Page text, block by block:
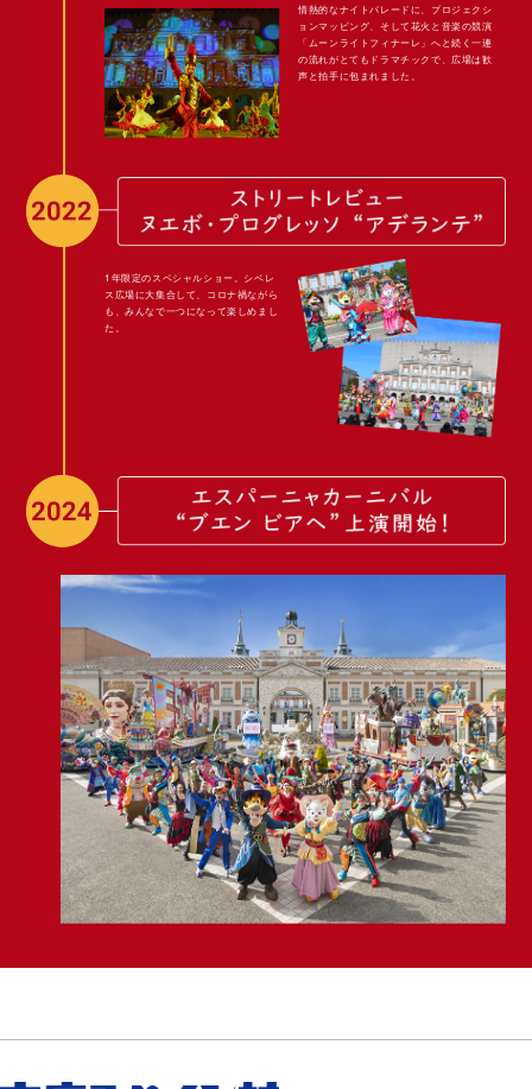
情熱的なナイトパレードに、プロジェクシ
ョンマッピング、そして花火と音楽の競演
「ムーンライトフィナーレ」へと続く一連
の流れがとてもドラマチックで、広場は歓
声と拍手に包まれました。
1年限定のスペシャルショー。シベレ
ス広場に大集合して、コロナ禍ながら
も、みんなで一つになって楽しめまし
た。